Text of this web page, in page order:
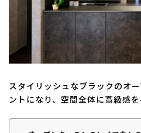
スタイリッシュなブラックのオ
ントになり、空間全体に高級感を